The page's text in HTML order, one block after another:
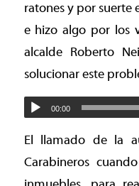
ratones y por suerte
e hizo algo por los
alcalde Roberto
solucionar este
00:00
El llamado de la
Carabineros